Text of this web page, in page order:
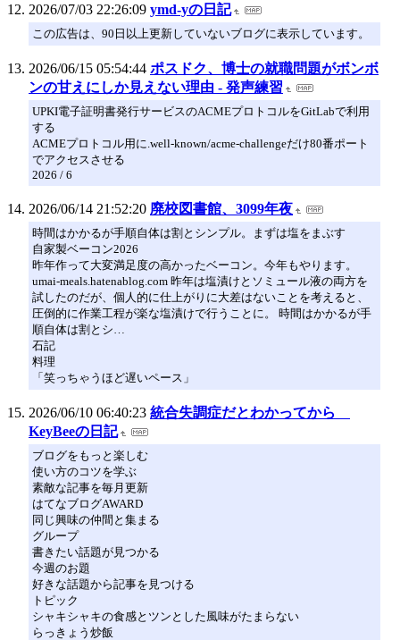
2026/07/03 22:26:09 ymd-yの日記
この広告は、90日以上更新していないブログに表示しています。
2026/06/15 05:54:44 ポスドク、博士の就職問題がボンボ
ンの甘えにしか見えない理由 - 発声練習
UPKI電子証明書発行サービスのACMEプロトコルをGitLabで利用
する
ACMEプロトコル用に.well-known/acme-challengeだけ80番ポート
でアクセスさせる
2026 / 6
2026/06/14 21:52:20 廃校図書館、3099年夜
時間はかかるが手順自体は割とシンプル。まずは塩をまぶす
自家製ベーコン2026
昨年作って大変満足度の高かったベーコン。今年もやります。
umai-meals.hatenablog.com 昨年は塩漬けとソミュール液の両方を
試したのだが、個人的に仕上がりに大差はないことを考えると、
圧倒的に作業工程が楽な塩漬けで行うことに。 時間はかかるが手
順自体は割とシ…
石記
料理
「笑っちゃうほど遅いペース」
2026/06/10 06:40:23 統合失調症だとわかってから
KeyBeeの日記
ブログをもっと楽しむ
使い方のコツを学ぶ
素敵な記事を毎月更新
はてなブログAWARD
同じ興味の仲間と集まる
グループ
書きたい話題が見つかる
今週のお題
好きな話題から記事を見つける
トピック
シャキシャキの食感とツンとした風味がたまらない
らっきょう炒飯